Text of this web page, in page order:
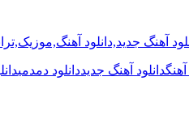
آهنگ جديد,دانلود
آهنگدانلود آهنگ جدیددانلود دمدمی